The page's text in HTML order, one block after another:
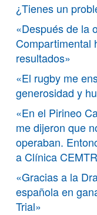
¿Tienes un
«Después de la
Compartimental
resultados»
«El rugby me
generosidad y
«En el Pirineo
me dijeron que
operaban.
a Clínica
«Gracias a la
española en
Trial»